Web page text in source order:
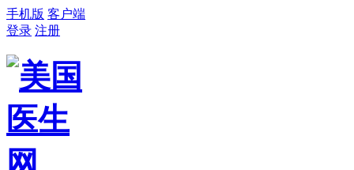
手机版 客户端
登录 注册